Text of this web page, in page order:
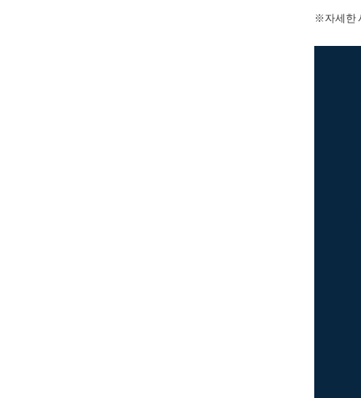
※ 자세한